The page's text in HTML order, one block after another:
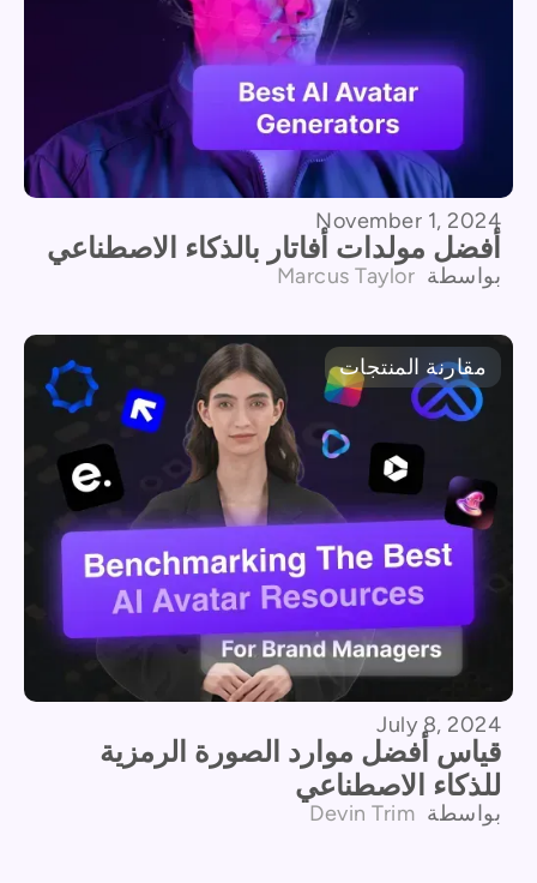
November 1, 2024
أفضل مولدات أفاتار بالذكاء الاصطناعي
بواسطة Marcus Taylor
مقارنة المنتجات
July 8, 2024
قياس أفضل موارد الصورة الرمزية
للذكاء الاصطناعي
بواسطة Devin Trim